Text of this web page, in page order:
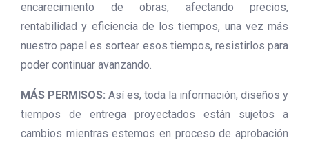
encarecimiento de obras, afectando precios,
rentabilidad y eficiencia de los tiempos, una vez más
nuestro papel es sortear esos tiempos, resistirlos para
poder continuar avanzando.
MÁS PERMISOS: Así es, toda la información, diseños y
tiempos de entrega proyectados están sujetos a
cambios mientras estemos en proceso de aprobación